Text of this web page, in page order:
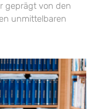
geprägt von den
unmittelbaren